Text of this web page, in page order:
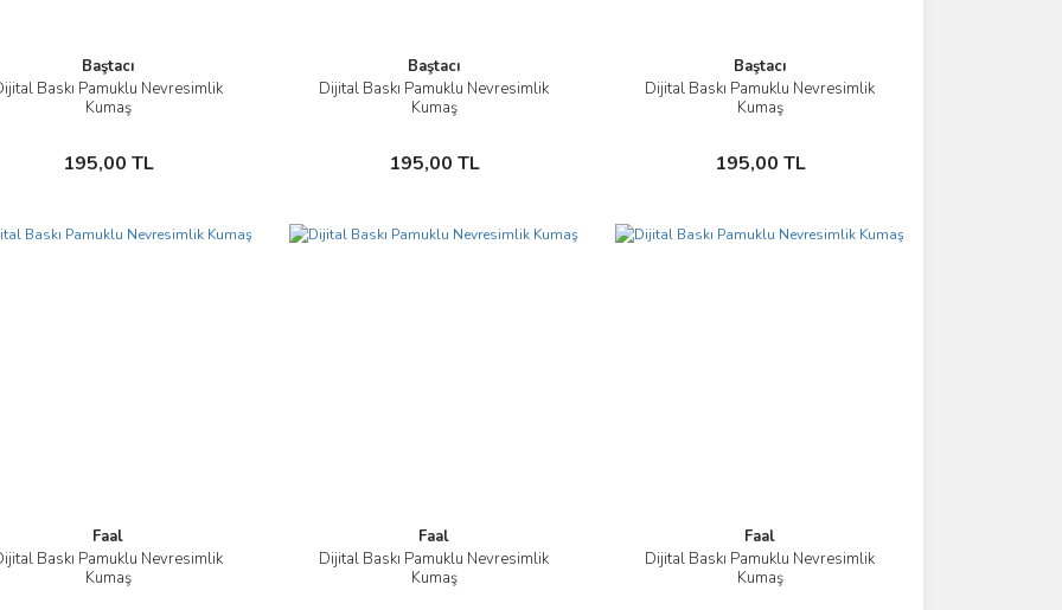
Baştacı
Baskı Pamuklu Nevresimlik
Kumaş
195,00 TL
İncele
Sepete Ekle
Baştacı
Dijital Baskı Pamuklu Nevresimlik
Kumaş
195,00 TL
İncele
Sepete Ekle
Baştacı
Dijital Baskı Pamuklu Nevresimlik
Kumaş
195,00 TL
İncele
Sepete Ekle
Faal
Baskı Pamuklu Nevresimlik
Kumaş
İncele
Faal
Dijital Baskı Pamuklu Nevresimlik
Kumaş
İncele
Faal
Dijital Baskı Pamuklu Nevresimlik
Kumaş
İncele